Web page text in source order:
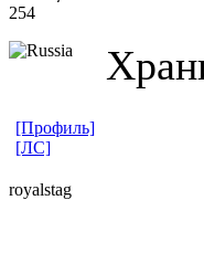
254
[Профиль]
[ЛС]
royalstag